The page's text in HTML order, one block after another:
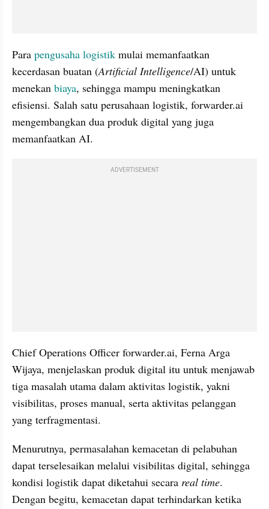
Para pengusaha logistik mulai memanfaatkan
kecerdasan buatan (Artificial Intelligence/AI) untuk
menekan biaya, sehingga mampu meningkatkan
efisiensi. Salah satu perusahaan logistik, forwarder.ai
mengembangkan dua produk digital yang juga
memanfaatkan AI.
ADVERTISEMENT
Chief Operations Officer forwarder.ai, Ferna Arga
Wijaya, menjelaskan produk digital itu untuk menjawab
tiga masalah utama dalam aktivitas logistik, yakni
visibilitas, proses manual, serta aktivitas pelanggan
yang terfragmentasi.
Menurutnya, permasalahan kemacetan di pelabuhan
dapat terselesaikan melalui visibilitas digital, sehingga
kondisi logistik dapat diketahui secara real time.
Dengan begitu, kemacetan dapat terhindarkan ketika